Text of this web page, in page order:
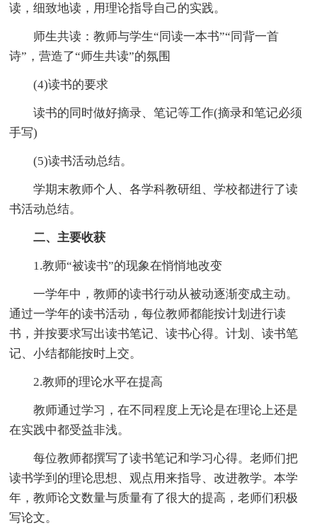
读，细致地读，用理论指导自己的实践。
师生共读：教师与学生“同读一本书”“同背一首
诗”，营造了“师生共读”的氛围
(4)读书的要求
读书的同时做好摘录、笔记等工作(摘录和笔记必须
手写)
(5)读书活动总结。
学期末教师个人、各学科教研组、学校都进行了读
书活动总结。
二、主要收获
1.教师“被读书”的现象在悄悄地改变
一学年中，教师的读书行动从被动逐渐变成主动。
通过一学年的读书活动，每位教师都能按计划进行读
书，并按要求写出读书笔记、读书心得。计划、读书笔
记、小结都能按时上交。
2.教师的理论水平在提高
教师通过学习，在不同程度上无论是在理论上还是
在实践中都受益非浅。
每位教师都撰写了读书笔记和学习心得。老师们把
读书学到的理论思想、观点用来指导、改进教学。本学
年，教师论文数量与质量有了很大的提高，老师们积极
写论文。